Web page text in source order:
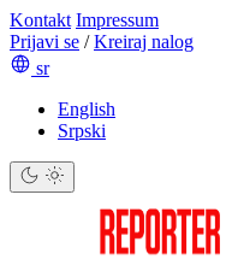
Kontakt Impressum
Prijavi se / Kreiraj nalog
sr
English
Srpski